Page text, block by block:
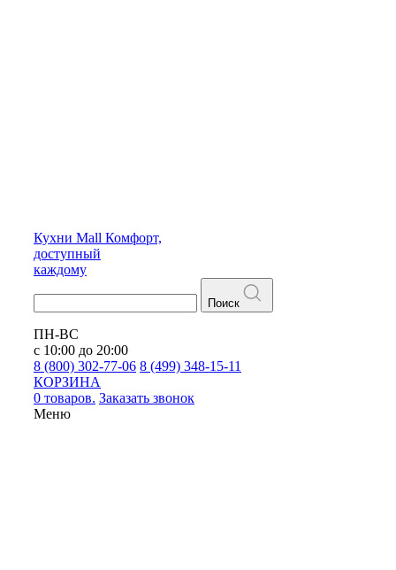
Кухни Mall Комфорт,
доступный
каждому
Поиск
ПН-ВС
с 10:00 до 20:00
8 (800) 302-77-06 8 (499) 348-15-11
КОРЗИНА
0 товаров. Заказать звонок
Меню